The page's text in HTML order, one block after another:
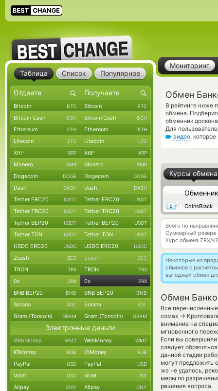
Мониторинг
Обмен
В рейтинге ниже
обмена.
обменник
Для
видео,
Курсы обмена
Обменник
CoinsBlack
Всего по
Суммарный резерв
Курс обмена ZRX/
Некоторые из
обменов с
выгодный обмен
Обмен
Все
сомах →
внимание на
мгновенного
Если вы
следует
данной стадии
могут предложить
же не удалось,
меры по
решения вопроса.
Таблица Список Популярное
Bitcoin BTC Bitcoin BTC
Bitcoin Cash BCH Bitcoin Cash BCH
Ethereum ETH Ethereum ETH
Litecoin LTC Litecoin LTC
XRP XRP XRP XRP
Monero XMR Monero XMR
Dogecoin DOGE Dogecoin DOGE
Dash DASH Dash DASH
Tether ERC20 USDT Tether ERC20 USDT
Tether TRC20 USDT Tether TRC20 USDT
Tether BEP20 USDT Tether BEP20 USDT
Tether TON USDT Tether TON USDT
USDC ERC20 USDC USDC ERC20 USDC
Zcash ZEC Zcash ZEC
TRON TRX TRON TRX
0x ZRX 0x ZRX
BNB BEP20 BNB BNB BEP20 BNB
Solana SOL Solana SOL
Gram (Toncoin) GRAM Gram (Toncoin) GRAM
Электронные деньги
WebMoney WMZ WebMoney WMZ
ЮMoney RUB ЮMoney RUB
PayPal USD PayPal USD
Volet USD Volet USD
Alipay CNY Alipay CNY